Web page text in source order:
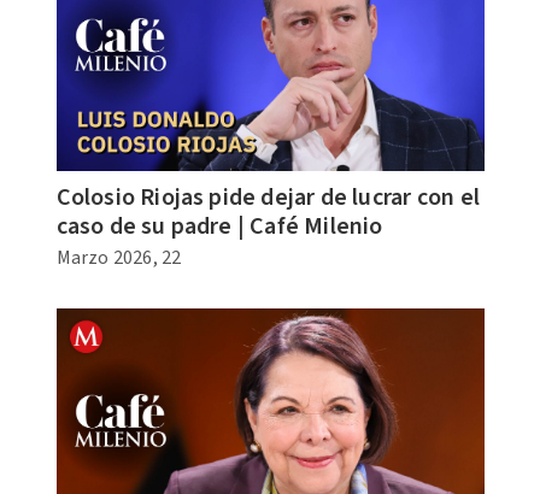
Colosio Riojas pide dejar de lucrar con el
caso de su padre | Café Milenio
Marzo 2026, 22